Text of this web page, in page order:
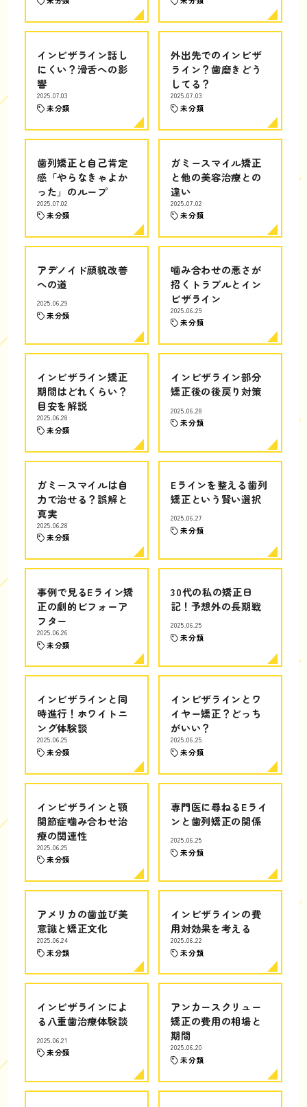
インビザライン話し
にくい？滑舌への影
響
2025.07.03
未分類
外出先でのインビザ
ライン？歯磨きどう
してる？
2025.07.03
未分類
歯列矯正と自己肯定
感「やらなきゃよか
った」のループ
2025.07.02
未分類
ガミースマイル矯正
と他の美容治療との
違い
2025.07.02
未分類
アデノイド顔貌改善
への道
2025.06.29
未分類
噛み合わせの悪さが
招くトラブルとイン
ビザライン
2025.06.29
未分類
インビザライン矯正
期間はどれくらい？
目安を解説
2025.06.28
未分類
インビザライン部分
矯正後の後戻り対策
2025.06.28
未分類
ガミースマイルは自
力で治せる？誤解と
真実
2025.06.28
未分類
Eラインを整える歯列
矯正という賢い選択
2025.06.27
未分類
事例で見るEライン矯
正の劇的ビフォーア
フター
2025.06.26
未分類
30代の私の矯正日
記！予想外の長期戦
2025.06.25
未分類
インビザラインと同
時進行！ホワイトニ
ング体験談
2025.06.25
未分類
インビザラインとワ
イヤー矯正？どっち
がいい？
2025.06.25
未分類
インビザラインと顎
関節症噛み合わせ治
療の関連性
2025.06.25
未分類
専門医に尋ねるEライ
ンと歯列矯正の関係
2025.06.25
未分類
アメリカの歯並び美
意識と矯正文化
2025.06.24
未分類
インビザラインの費
用対効果を考える
2025.06.22
未分類
インビザラインによ
る八重歯治療体験談
2025.06.21
未分類
アンカースクリュー
矯正の費用の相場と
期間
2025.06.20
未分類